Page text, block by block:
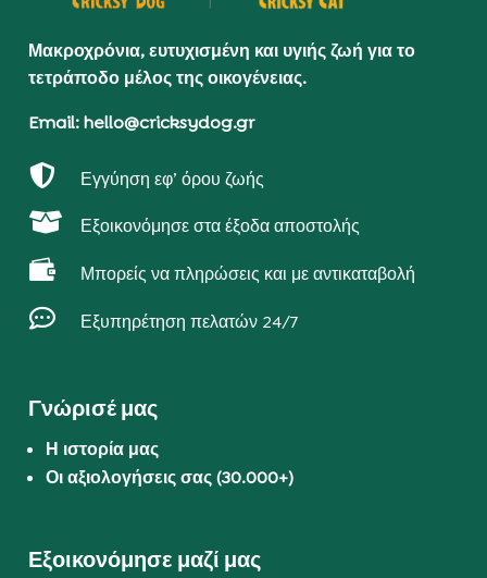
Μακροχρόνια, ευτυχισμένη και υγιής ζωή για το
τετράποδο μέλος της οικογένειας.
Email: hello@cricksydog.gr
 Εγγύηση εφ’ όρου ζωής
 Εξοικονόμησε στα έξοδα αποστολής
 Μπορείς να πληρώσεις και με αντικαταβολή
 Εξυπηρέτηση πελατών 24/7
Γνώρισέ μας
Η ιστορία μας
Οι αξιολογήσεις σας (30.000+)
Εξοικονόμησε μαζί μας